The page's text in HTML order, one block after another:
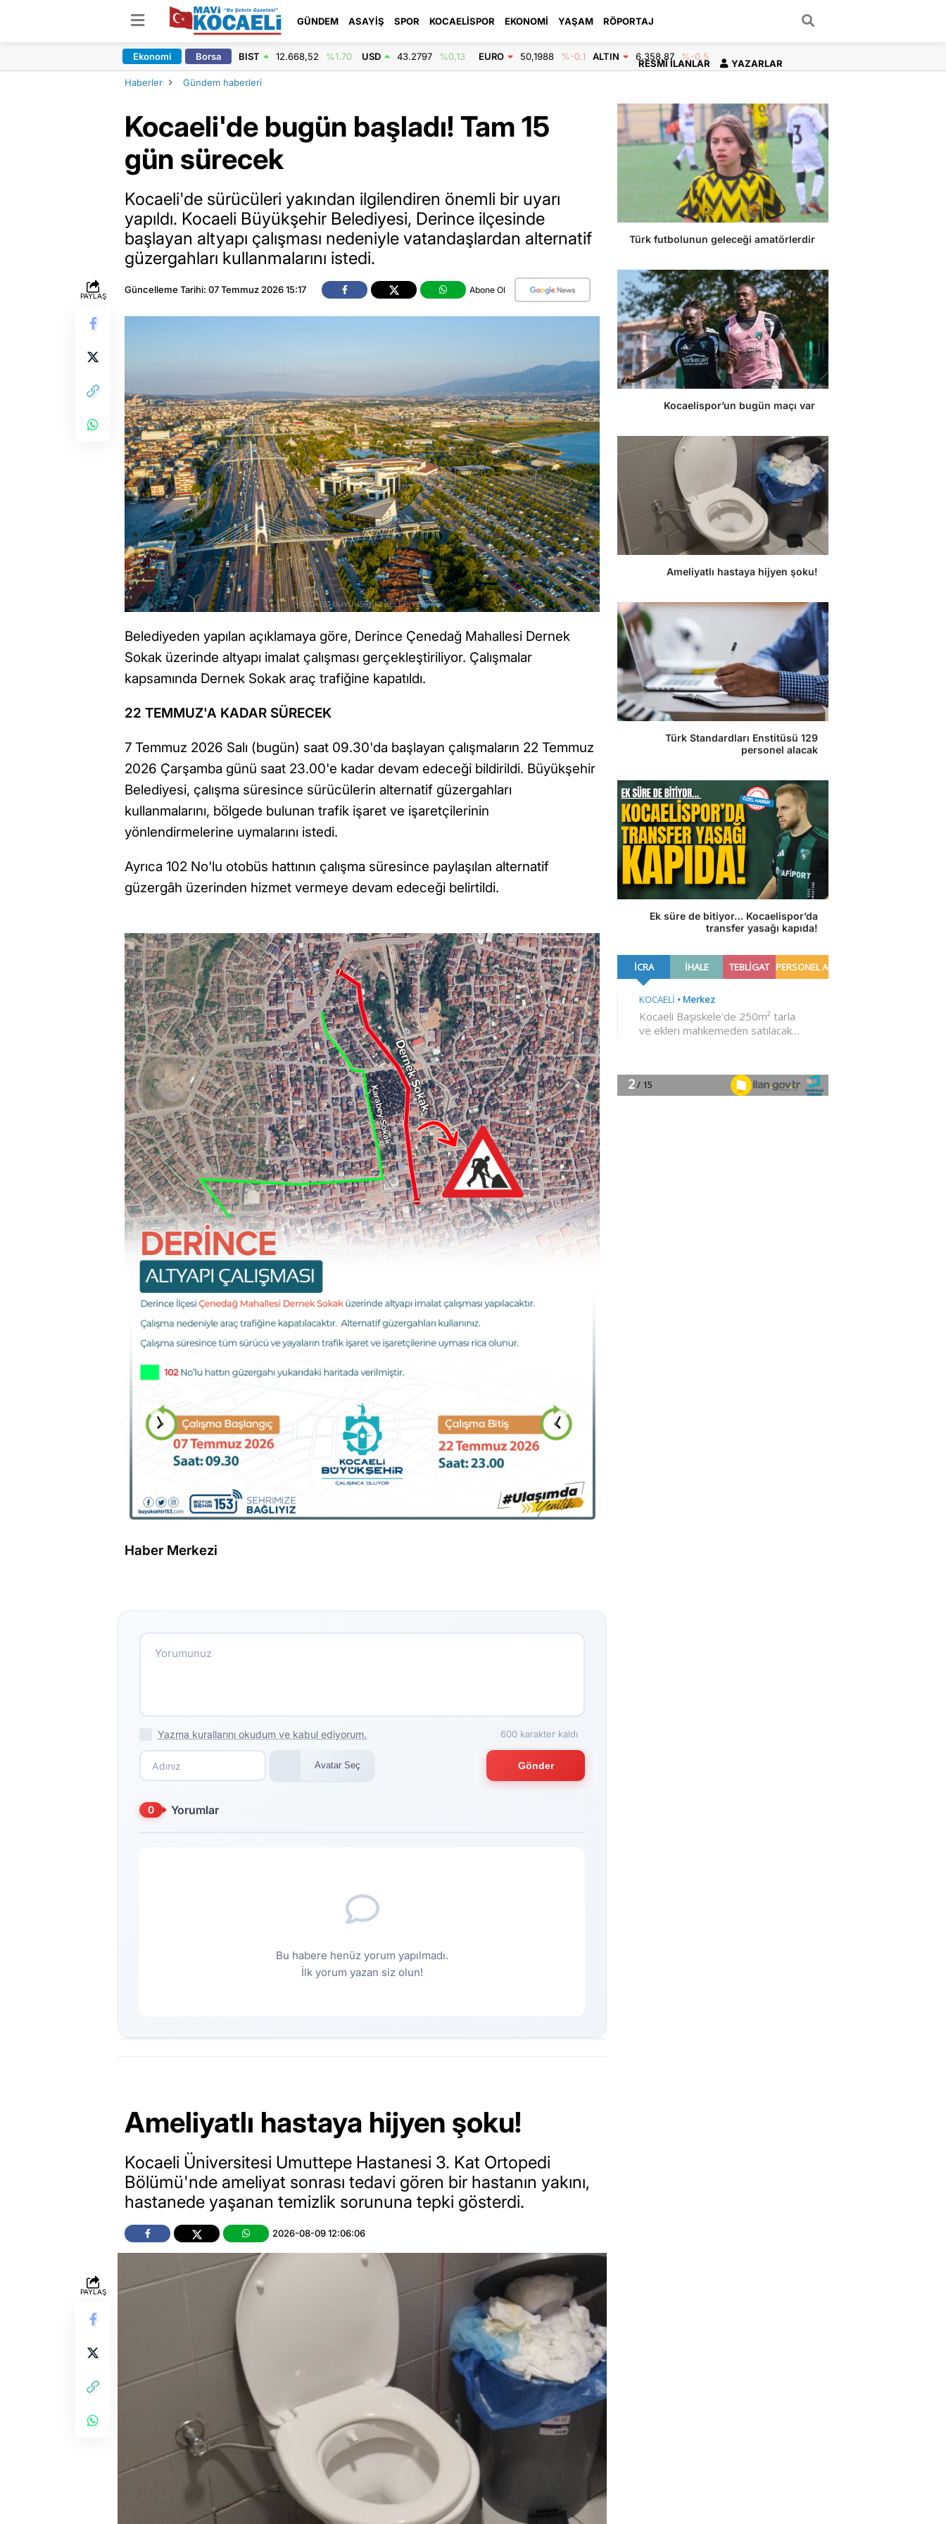
GÜNDEM ASAYIŞ SPOR KOCAELISPOR EKONOMI YAŞAM RÖPORTAJ
RESMI İLANLAR YAZARLAR
Ekonomi Borsa BIST 12.668,52 %1.70 USD 43.2797 %0,13 EURO 50,1988 %-0.1 ALTIN 6.358,87 %-0.5
Haberler Gündem haberleri
PAYLAŞ
Kocaeli'de bugün başladı! Tam 15
gün sürecek
Kocaeli'de sürücüleri yakından ilgilendiren önemli bir uyarı
yapıldı. Kocaeli Büyükşehir Belediyesi, Derince ilçesinde
başlayan altyapı çalışması nedeniyle vatandaşlardan alternatif
güzergahları kullanmalarını istedi.
Güncelleme Tarihi: 07 Temmuz 2026 15:17 Abone Ol
Belediyeden yapılan açıklamaya göre, Derince Çenedağ Mahallesi Dernek
Sokak üzerinde altyapı imalat çalışması gerçekleştiriliyor. Çalışmalar
kapsamında Dernek Sokak araç trafiğine kapatıldı.
22 TEMMUZ'A KADAR SÜRECEK
7 Temmuz 2026 Salı (bugün) saat 09.30'da başlayan çalışmaların 22 Temmuz
2026 Çarşamba günü saat 23.00'e kadar devam edeceği bildirildi. Büyükşehir
Belediyesi, çalışma süresince sürücülerin alternatif güzergahları
kullanmalarını, bölgede bulunan trafik işaret ve işaretçilerinin
yönlendirmelerine uymalarını istedi.
Ayrıca 102 No'lu otobüs hattının çalışma süresince paylaşılan alternatif
güzergâh üzerinden hizmet vermeye devam edeceği belirtildi.
Haber Merkezi
Yazma kurallarını okudum ve kabul ediyorum. 600 karakter kaldı
Avatar Seç Gönder
0 Yorumlar
Bu habere henüz yorum yapılmadı.
İlk yorum yazan siz olun!
PAYLAŞ
Ameliyatlı hastaya hijyen şoku!
Kocaeli Üniversitesi Umuttepe Hastanesi 3. Kat Ortopedi
Bölümü'nde ameliyat sonrası tedavi gören bir hastanın yakını,
hastanede yaşanan temizlik sorununa tepki gösterdi.
2026-08-09 12:06:06
Türk futbolunun geleceği amatörlerdir
Kocaelispor’un bugün maçı var
Ameliyatlı hastaya hijyen şoku!
Türk Standardları Enstitüsü 129
personel alacak
Ek süre de bitiyor… Kocaelispor’da
transfer yasağı kapıda!